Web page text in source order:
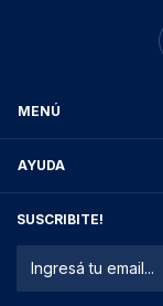
MENÚ
AYUDA
SUSCRIBITE!